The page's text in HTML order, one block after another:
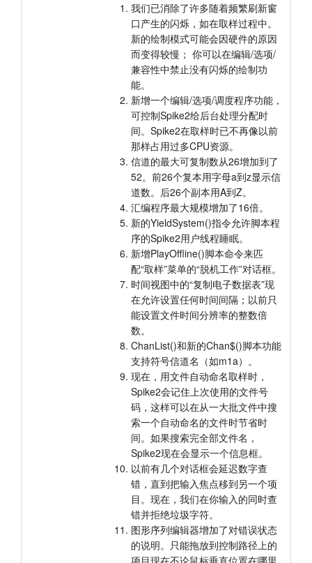
我们已消除了许多随着频繁刷新窗
口产生的闪烁，如在取样过程中。
新的绘制模式可能会因硬件的原因
而变得较慢； 你可以在编辑/选项/
兼容性中禁止没有闪烁的绘制功
能。
新增一个编辑/选项/调度程序功能，
可控制Spike2给后台处理分配时
间。Spike2在取样时已不再像以前
那样占用过多CPU资源。
信道的最大可复制数从26增加到了
52。前26个复本用字母a到z显示信
道数。后26个副本用A到Z。
汇编程序最大规模增加了16倍。
新的YieldSystem()指令允许脚本程
序的Spike2用户线程睡眠。
新增PlayOffline()脚本命令来匹
配“取样”菜单的“脱机工作”对话框。
时间视图中的“复制电子数据表”现
在允许设置任何时间间隔；以前只
能设置文件时间分辨率的整数倍
数。
ChanList()和新的Chan$()脚本功能
支持符号信道名（如m1a）。
现在，用文件自动命名取样时，
Spike2会记住上次使用的文件号
码，这样可以在从一大批文件中搜
索一个自动命名的文件时节省时
间。如果搜索完全部文件名，
Spike2现在会显示一个信息框。
以前有几个对话框会延迟数字查
错，直到把输入焦点移到另一个项
目。现在，我们在你输入的同时查
错并拒绝垃圾字符。
图形序列编辑器增加了对错误状态
的说明。只能拖放到控制路径上的